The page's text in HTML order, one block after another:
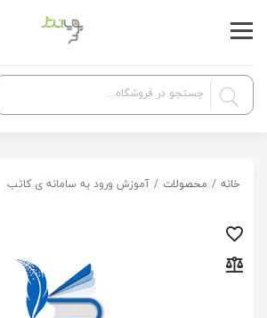
خانه محصولات آموزش ورود به سامانه ی کاتب